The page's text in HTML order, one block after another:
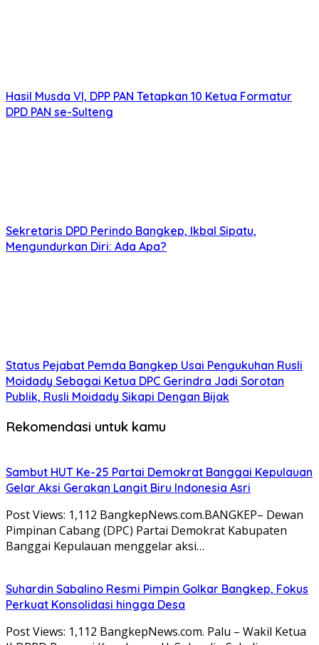
Hasil Musda VI, DPP PAN Tetapkan 10 Ketua Formatur
DPD PAN se-Sulteng
Sekretaris DPD Perindo Bangkep, Ikbal Sipatu,
Mengundurkan Diri: Ada Apa?
Status Pejabat Pemda Bangkep Usai Pengukuhan Rusli
Moidady Sebagai Ketua DPC Gerindra Jadi Sorotan
Publik, Rusli Moidady Sikapi Dengan Bijak
Rekomendasi untuk kamu
Sambut HUT Ke-25 Partai Demokrat Banggai Kepulauan
Gelar Aksi Gerakan Langit Biru Indonesia Asri
Post Views: 1,112 BangkepNews.com.BANGKEP– Dewan
Pimpinan Cabang (DPC) Partai Demokrat Kabupaten
Banggai Kepulauan menggelar aksi…
Suhardin Sabalino Resmi Pimpin Golkar Bangkep, Fokus
Perkuat Konsolidasi hingga Desa
Post Views: 1,112 BangkepNews.com. Palu – Wakil Ketua